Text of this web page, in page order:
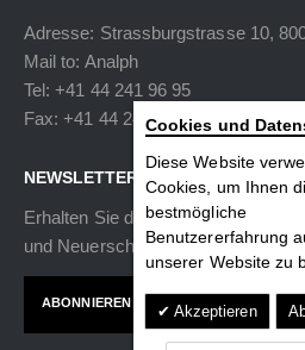
Adresse: Strassburgstrasse 10,
Mail to: Analph
Tel: +41 44 241 96 95
Fax: +41 44 240 34 40
NEWSLETTER
Erhalten Sie die neuesten
und Neuerscheinungen.
ABONNIEREN
Cookies und
Diese Website
Cookies, um Ihnen
bestmögliche
Benutzererfahrung
unserer Website zu
Akzeptieren